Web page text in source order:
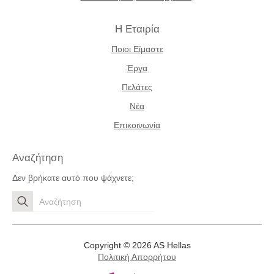
Η Εταιρία
Ποιοι Είμαστε
Έργα
Πελάτες
Νέα
Επικοινωνία
Αναζήτηση
Δεν βρήκατε αυτό που ψάχνετε;
Search
for:
Copyright © 2026 AS Hellas
Πολιτική Απορρήτου